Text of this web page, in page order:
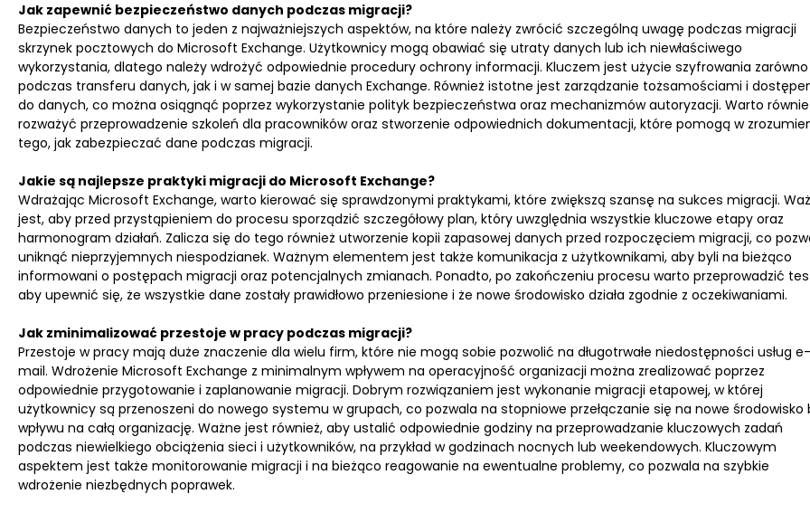
Jak zapewnić bezpieczeństwo danych podczas migracji?
Bezpieczeństwo danych to jeden z najważniejszych aspektów, na które należy zwrócić szczególną uwagę podczas migracji
skrzynek pocztowych do Microsoft Exchange. Użytkownicy mogą obawiać się utraty danych lub ich niewłaściwego
wykorzystania, dlatego należy wdrożyć odpowiednie procedury ochrony informacji. Kluczem jest użycie szyfrowania zarówno
podczas transferu danych, jak i w samej bazie danych Exchange. Również istotne jest zarządzanie tożsamościami i
do danych, co można osiągnąć poprzez wykorzystanie polityk bezpieczeństwa oraz mechanizmów autoryzacji. Warto
rozważyć przeprowadzenie szkoleń dla pracowników oraz stworzenie odpowiednich dokumentacji, które pomogą w
tego, jak zabezpieczać dane podczas migracji.
Jakie są najlepsze praktyki migracji do Microsoft Exchange?
Wdrażając Microsoft Exchange, warto kierować się sprawdzonymi praktykami, które zwiększą szansę na sukces migracji.
jest, aby przed przystąpieniem do procesu sporządzić szczegółowy plan, który uwzględnia wszystkie kluczowe etapy oraz
harmonogram działań. Zalicza się do tego również utworzenie kopii zapasowej danych przed rozpoczęciem migracji, co
uniknąć nieprzyjemnych niespodzianek. Ważnym elementem jest także komunikacja z użytkownikami, aby byli na bieżąco
informowani o postępach migracji oraz potencjalnych zmianach. Ponadto, po zakończeniu procesu warto przeprowadzić
aby upewnić się, że wszystkie dane zostały prawidłowo przeniesione i że nowe środowisko działa zgodnie z oczekiwaniami.
Jak zminimalizować przestoje w pracy podczas migracji?
Przestoje w pracy mają duże znaczenie dla wielu firm, które nie mogą sobie pozwolić na długotrwałe niedostępności usług e-
mail. Wdrożenie Microsoft Exchange z minimalnym wpływem na operacyjność organizacji można zrealizować poprzez
odpowiednie przygotowanie i zaplanowanie migracji. Dobrym rozwiązaniem jest wykonanie migracji etapowej, w której
użytkownicy są przenoszeni do nowego systemu w grupach, co pozwala na stopniowe przełączanie się na nowe środowisko
wpływu na całą organizację. Ważne jest również, aby ustalić odpowiednie godziny na przeprowadzanie kluczowych zadań
podczas niewielkiego obciążenia sieci i użytkowników, na przykład w godzinach nocnych lub weekendowych. Kluczowym
aspektem jest także monitorowanie migracji i na bieżąco reagowanie na ewentualne problemy, co pozwala na szybkie
wdrożenie niezbędnych poprawek.